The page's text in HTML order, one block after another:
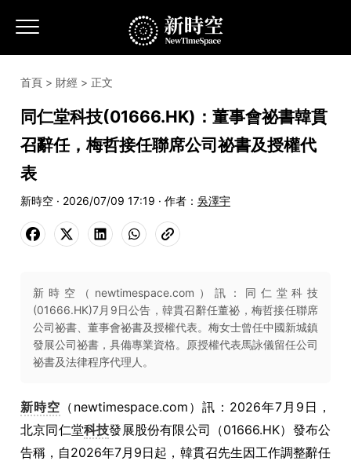
首頁 > 財經 > 正文
同仁堂科技(01666.HK)：董事會祕書韓貫
召辭任，梅哲接任聯席公司祕書及授權代
表
新時空 · 2026/07/09 17:19 · 作者： 吳澤宇
新時空（newtimespace.com）訊：同仁堂科技
(01666.HK)7月9日公告，韓貫召辭任董祕，梅哲接任聯席
公司祕書、董事會祕書及授權代表。梅女士曾任中國新城鎮
發展公司祕書，具備專業資格。原授權代表馬詠儀留任公司
祕書及法律程序代理人。
新時空 （newtimespace.com）訊：2026年7月9日，
北京同仁堂科技發展股份有限公司（01666.HK）發布公
告稱，自2026年7月9日起，韓貫召先生因工作調整辭任